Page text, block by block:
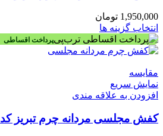
1,950,000 تومان
انتخاب گزینه ها
پرداخت اقساطی
مقايسه
نمایش سریع
افزودن به علاقه مندی
کفش مجلسی مردانه چرم تبریز کد 109